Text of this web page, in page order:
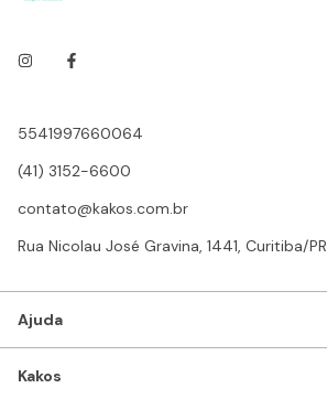
5541997660064
(41) 3152-6600
contato@kakos.com.br
Rua Nicolau José Gravina, 1441, Curitiba/PR
Ajuda
Kakos